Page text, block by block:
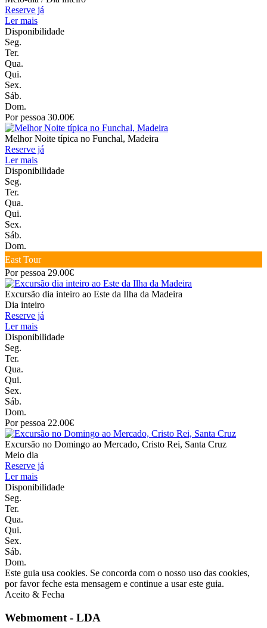
Reserve já
Ler mais
Disponibilidade
Seg.
Ter.
Qua.
Qui.
Sex.
Sáb.
Dom.
Por pessoa 30.00€
Melhor Noite típica no Funchal, Madeira
Reserve já
Ler mais
Disponibilidade
Seg.
Ter.
Qua.
Qui.
Sex.
Sáb.
Dom.
East Tour
Por pessoa 29.00€
Excursão dia inteiro ao Este da Ilha da Madeira
Dia inteiro
Reserve já
Ler mais
Disponibilidade
Seg.
Ter.
Qua.
Qui.
Sex.
Sáb.
Dom.
Por pessoa 22.00€
Excursão no Domingo ao Mercado, Cristo Rei, Santa Cruz
Meio dia
Reserve já
Ler mais
Disponibilidade
Seg.
Ter.
Qua.
Qui.
Sex.
Sáb.
Dom.
Este guia usa cookies. Se concorda com o nosso uso das cookies,
por favor feche esta mensagem e continue a usar este guia.
Aceito & Fecha
Webmoment - LDA